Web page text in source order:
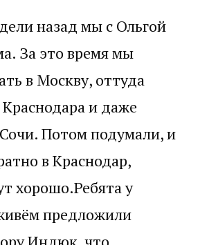
назад мы с Ольгой
За это время мы
в Москву, оттуда
и даже
Потом подумали, и
в Краснодар,
хорошо.Ребята у
предложили